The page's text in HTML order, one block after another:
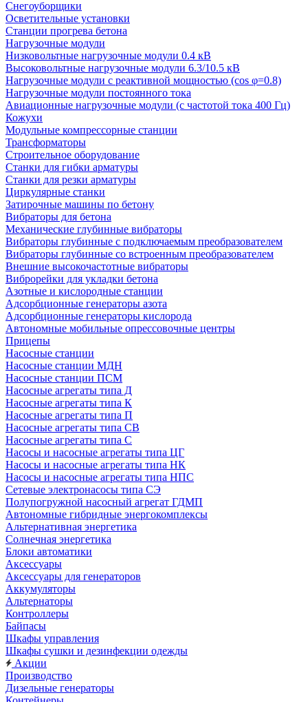
Снегоуборщики
Осветительные установки
Станции прогрева бетона
Нагрузочные модули
Низковольтные нагрузочные модули 0.4 кВ
Высоковольтные нагрузочные модули 6.3/10.5 кВ
Нагрузочные модули с реактивной мощностью (cos φ=0.8)
Нагрузочные модули постоянного тока
Авиационные нагрузочные модули (с частотой тока 400 Гц)
Кожухи
Модульные компрессорные станции
Трансформаторы
Строительное оборудование
Станки для гибки арматуры
Станки для резки арматуры
Циркулярные станки
Затирочные машины по бетону
Вибраторы для бетона
Механические глубинные вибраторы
Вибраторы глубинные с подключаемым преобразователем
Вибраторы глубинные со встроенным преобразователем
Внешние высокочастотные вибраторы
Виброрейки для укладки бетона
Азотные и кислородные станции
Адсорбционные генераторы азота
Адсорбционные генераторы кислорода
Автономные мобильные опрессовочные центры
Прицепы
Насосные станции
Насосные станции МДН
Насосные станции ПСМ
Насосные агрегаты типа Д
Насосные агрегаты типа К
Насосные агрегаты типа П
Насосные агрегаты типа СВ
Насосные агрегаты типа С
Насосы и насосные агрегаты типа ЦГ
Насосы и насосные агрегаты типа НК
Насосы и насосные агрегаты типа НПС
Сетевые электронасосы типа СЭ
Полупогружной насосный агрегат ГДМП
Автономные гибридные энергокомплексы
Альтернативная энергетика
Солнечная энергетика
Блоки автоматики
Аксессуары
Аксессуары для генераторов
Аккумуляторы
Альтернаторы
Контроллеры
Байпасы
Шкафы управления
Шкафы сушки и дезинфекции одежды
Акции
Производство
Дизельные генераторы